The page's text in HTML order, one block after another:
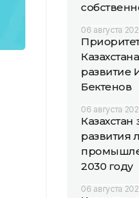
06 августа
развитие
Бектенов
06 августа
Казахстан
развития
2030 году
06 августа